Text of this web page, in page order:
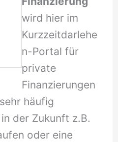
wird hier im
Kurzzeitdarlehe
n-Portal für
private
Finanzierungen
häufig
der Zukunft z.B.
oder eine